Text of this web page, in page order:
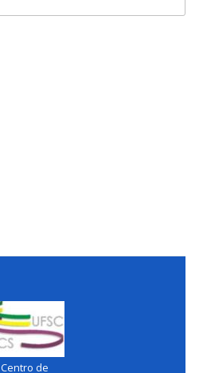
Centro de